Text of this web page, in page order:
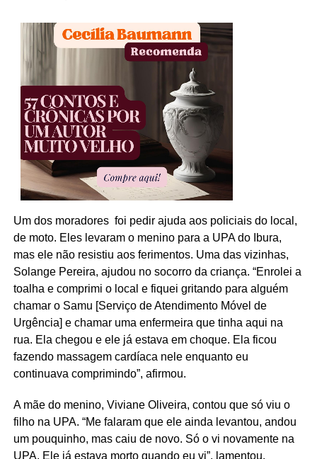
Um dos moradores foi pedir ajuda aos policiais do local,
de moto. Eles levaram o menino para a UPA do Ibura,
mas ele não resistiu aos ferimentos. Uma das vizinhas,
Solange Pereira, ajudou no socorro da criança. “Enrolei a
toalha e comprimi o local e fiquei gritando para alguém
chamar o Samu [Serviço de Atendimento Móvel de
Urgência] e chamar uma enfermeira que tinha aqui na
rua. Ela chegou e ele já estava em choque. Ela ficou
fazendo massagem cardíaca nele enquanto eu
continuava comprimindo”, afirmou.
A mãe do menino, Viviane Oliveira, contou que só viu o
filho na UPA. “Me falaram que ele ainda levantou, andou
um pouquinho, mas caiu de novo. Só o vi novamente na
UPA. Ele já estava morto quando eu vi”, lamentou.